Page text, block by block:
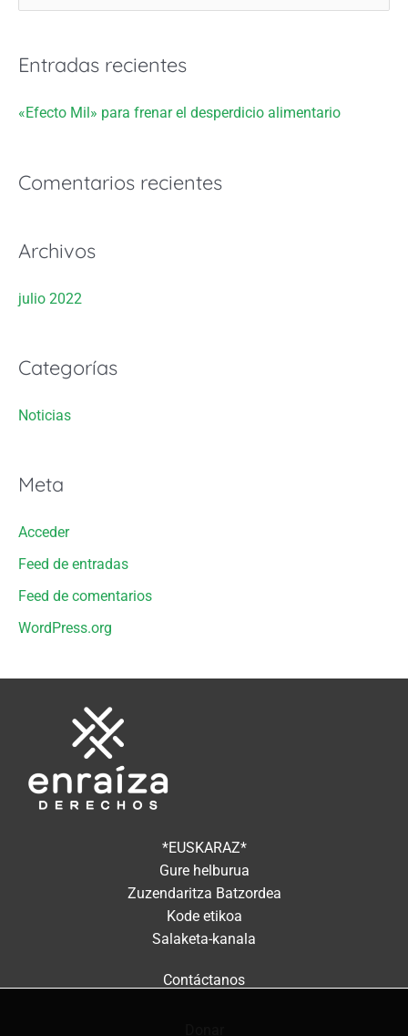
c
o
Entradas recientes
«Efecto Mil» para frenar el desperdicio alimentario
Comentarios recientes
Archivos
julio 2022
Categorías
Noticias
Meta
Acceder
Feed de entradas
Feed de comentarios
WordPress.org
*EUSKARAZ*
Gure helburua
Zuzendaritza Batzordea
Kode etikoa
Salaketa-kanala
Contáctanos